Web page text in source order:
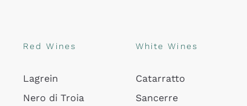
Red Wines
Lagrein
Nero di Troia
White Wines
Catarratto
Sancerre